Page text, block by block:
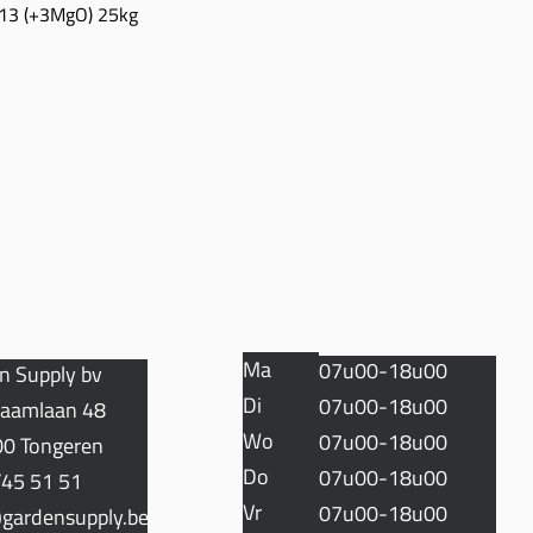
(+3MgO) 25kg
Supply bv
48
Tongeren
51 51
Ma
Di
Wo
Do
Vr
07u00-18u00
07u00-18u00
07u00-18u00
07u00-18u00
07u00-18u00